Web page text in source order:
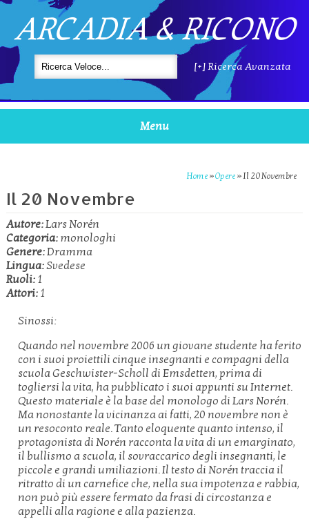
ARCADIA & RICONO
[+] Ricerca Avanzata
Menu
Home »Opere » Il 20 Novembre
Il 20 Novembre
Autore:Lars Norén
Categoria:monologhi
Genere:Dramma
Lingua:Svedese
Ruoli:1
Attori:1
Sinossi:
Quando nel novembre 2006 un giovane studente ha ferito
con i suoi proiettili cinque insegnanti e compagni della
scuola Geschwister-Scholl di Emsdetten, prima di
togliersi la vita, ha pubblicato i suoi appunti su Internet.
Questo materiale è la base del monologo di Lars Norén.
Ma nonostante la vicinanza ai fatti, 20 novembre non è
un resoconto reale. Tanto eloquente quanto intenso, il
protagonista di Norén racconta la vita di un emarginato,
il bullismo a scuola, il sovraccarico degli insegnanti, le
piccole e grandi umiliazioni. Il testo di Norén traccia il
ritratto di un carnefice che, nella sua impotenza e rabbia,
non può più essere fermato da frasi di circostanza e
appelli alla ragione e alla pazienza.